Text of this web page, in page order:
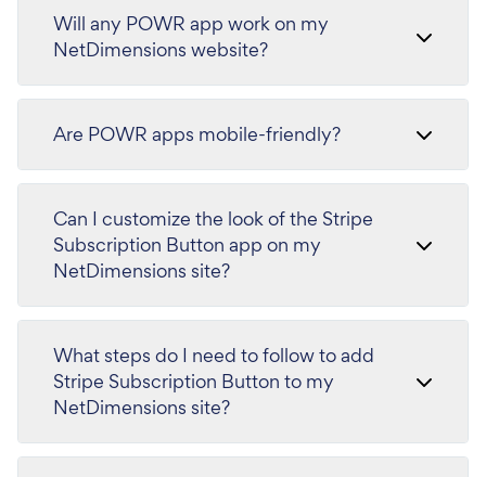
Will any POWR app work on my
NetDimensions website?
Are POWR apps mobile-friendly?
Can I customize the look of the Stripe
Subscription Button app on my
NetDimensions site?
What steps do I need to follow to add
Stripe Subscription Button to my
NetDimensions site?